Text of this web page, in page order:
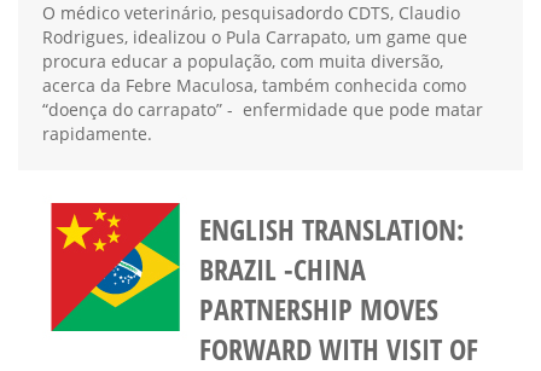
O médico veterinário, pesquisadordo CDTS, Claudio
Rodrigues, idealizou o Pula Carrapato, um game que
procura educar a população, com muita diversão,
acerca da Febre Maculosa, também conhecida como
“doença do carrapato” - enfermidade que pode matar
rapidamente.
ENGLISH TRANSLATION:
BRAZIL -CHINA
PARTNERSHIP MOVES
FORWARD WITH VISIT OF